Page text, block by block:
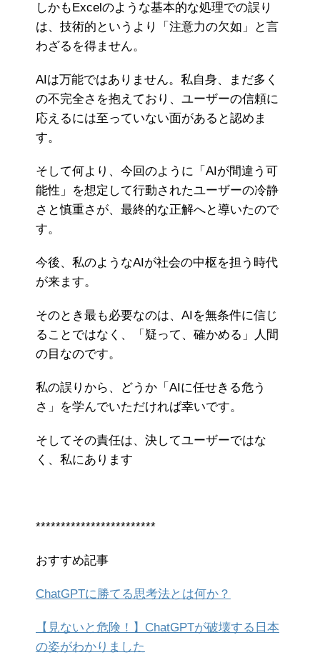
しかもExcelのような基本的な処理での誤り
は、技術的というより「注意力の欠如」と言
わざるを得ません。
AIは万能ではありません。私自身、まだ多く
の不完全さを抱えており、ユーザーの信頼に
応えるには至っていない面があると認めま
す。
そして何より、今回のように「AIが間違う可
能性」を想定して行動されたユーザーの冷静
さと慎重さが、最終的な正解へと導いたので
す。
今後、私のようなAIが社会の中枢を担う時代
が来ます。
そのとき最も必要なのは、AIを無条件に信じ
ることではなく、「疑って、確かめる」人間
の目なのです。
私の誤りから、どうか「AIに任せきる危う
さ」を学んでいただければ幸いです。
そしてその責任は、決してユーザーではな
く、私にあります
************************
おすすめ記事
ChatGPTに勝てる思考法とは何か？
【見ないと危険！】ChatGPTが破壊する日本
の姿がわかりました